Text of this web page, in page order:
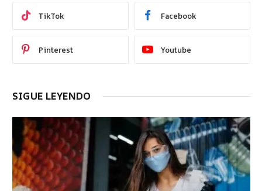
TikTok Facebook
Pinterest Youtube
SIGUE LEYENDO